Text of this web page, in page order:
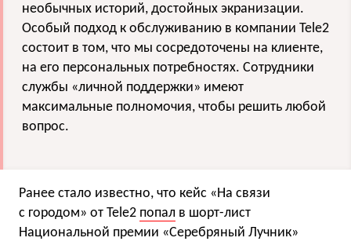
необычных историй, достойных экранизации.
Особый подход к обслуживанию в компании Tele2
состоит в том, что мы сосредоточены на клиенте,
на его персональных потребностях. Сотрудники
службы «личной поддержки» имеют
максимальные полномочия, чтобы решить любой
вопрос.
Ранее стало известно, что кейс «На связи
с городом» от Tele2 попал в шорт-лист
Национальной премии «Серебряный Лучник»